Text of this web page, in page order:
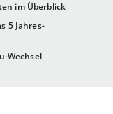
im Überblick
5 Jahres-
Wechsel